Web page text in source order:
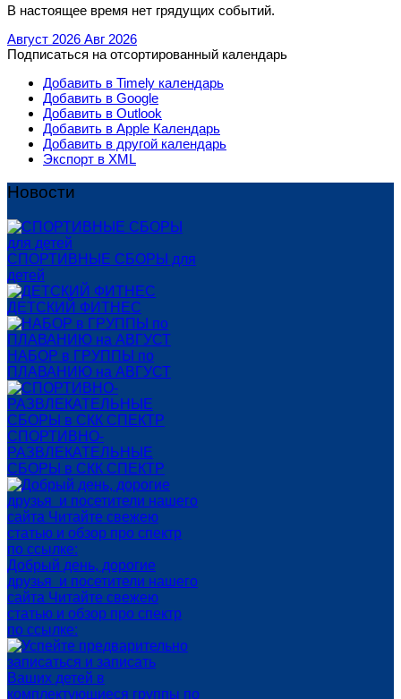
В настоящее время нет грядущих событий.
Август 2026 Авг 2026
Подписаться на отсортированный календарь
Добавить в Timely календарь
Добавить в Google
Добавить в Outlook
Добавить в Apple Календарь
Добавить в другой календарь
Экспорт в XML
Новости
СПОРТИВНЫЕ СБОРЫ для
детей
ДЕТСКИЙ ФИТНЕС
НАБОР в ГРУППЫ по
ПЛАВАНИЮ на АВГУСТ
СПОРТИВНО-
РАЗВЛЕКАТЕЛЬНЫЕ
СБОРЫ в СКК СПЕКТР
Добрый день, дорогие
друзья и посетители нашего
сайта Читайте свежею
статью и обзор про спектр
по ссылке: